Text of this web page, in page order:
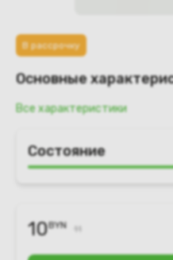
В рассрочку
Основные
Все характеристики
Состояние
10BYN